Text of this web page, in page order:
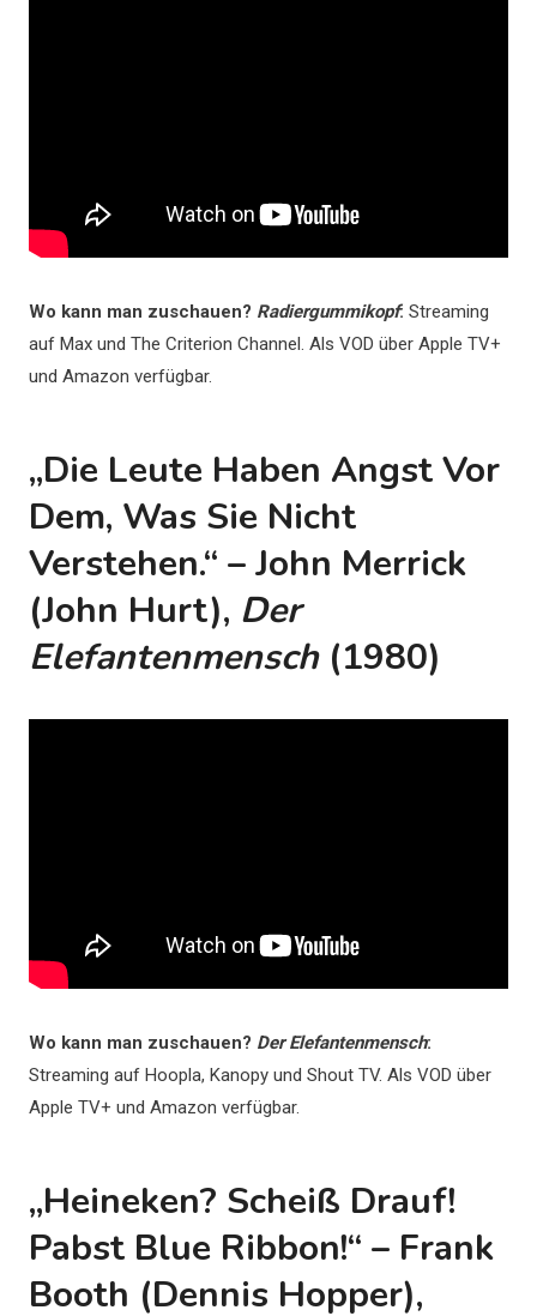
Wo kann man zuschauen? Radiergummikopf: Streaming
auf Max und The Criterion Channel. Als VOD über Apple TV+
und Amazon verfügbar.
„Die Leute Haben Angst Vor
Dem, Was Sie Nicht
Verstehen.“ – John Merrick
(John Hurt), Der
Elefantenmensch(1980)
Wo kann man zuschauen? Der Elefantenmensch:
Streaming auf Hoopla, Kanopy und Shout TV. Als VOD über
Apple TV+ und Amazon verfügbar.
„Heineken? Scheiß Drauf!
Pabst Blue Ribbon!“ – Frank
Booth (Dennis Hopper),